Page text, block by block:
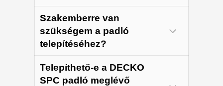
Szakemberre van
szükségem a padló
telepítéséhez?
Telepíthető-e a DECKO
SPC padló meglévő